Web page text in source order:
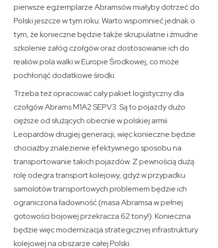
pierwsze egzemplarze Abramsów miałyby dotrzeć do
Polski jeszcze w tym roku. Warto wspomnieć jednak o
tym, że konieczne będzie także skrupulatne i żmudne
szkolenie załóg czołgów oraz dostosowanie ich do
realiów pola walki w Europie Środkowej, co może
pochłonąć dodatkowe środki.
Trzeba też opracować cały pakiet logistyczny dla
czołgów Abrams M1A2 SEPV3. Są to pojazdy dużo
cięższe od służących obecnie w polskiej armii
Leopardów drugiej generacji, więc konieczne będzie
chociażby znalezienie efektywnego sposobu na
transportowanie takich pojazdów. Z pewnością dużą
rolę odegra transport kolejowy, gdyż w przypadku
samolotów transportowych problemem będzie ich
ograniczona ładowność (masa Abramsa w pełnej
gotowości bojowej przekracza 62 tony!). Konieczna
będzie więc modernizacja strategicznej infrastruktury
kolejowej na obszarze całej Polski.